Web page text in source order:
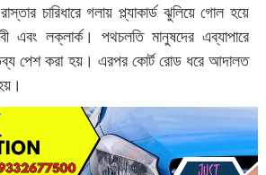
চারিধারে গলায় প্ল্যাকার্ড ঝুলিয়ে গোল হয়ে
এবং লক্লার্ক। পথচলতি মানুষদের এব্যাপারে
পেশ করা হয়। এরপর কোর্ট রোড ধরে আদালত